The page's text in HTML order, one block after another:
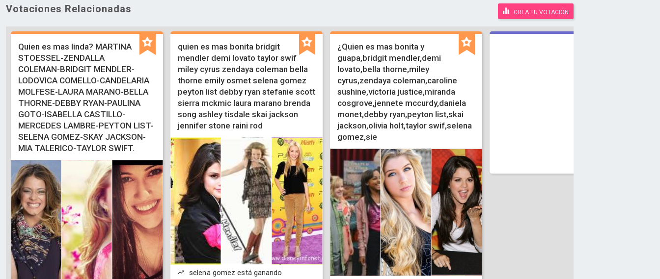
Votaciones Relacionadas CREA TU VOTACIÓN
Quien es mas linda? MARTINA
STOESSEL-ZENDALLA
COLEMAN-BRIDGIT MENDLER-
LODOVICA COMELLO-CANDELARIA
MOLFESE-LAURA MARANO-BELLA
THORNE-DEBBY RYAN-PAULINA
GOTO-ISABELLA CASTILLO-
MERCEDES LAMBRE-PEYTON LIST-
SELENA GOMEZ-SKAY JACKSON-
MIA TALERICO-TAYLOR SWIFT.
quien es mas bonita bridgit
mendler demi lovato taylor swif
miley cyrus zendaya coleman bella
thorne emily osmet selena gomez
peyton list debby ryan stefanie scott
sierra mckmic laura marano brenda
song ashley tisdale skai jackson
jennifer stone raini rod
selena gomez está ganando
¿Quien es mas bonita y
guapa,bridgit mendler,demi
lovato,bella thorne,miley
cyrus,zendaya coleman,caroline
sushine,victoria justice,miranda
cosgrove,jennete mccurdy,daniela
monet,debby ryan,peyton list,skai
jackson,olivia holt,taylor swif,selena
gomez,sie